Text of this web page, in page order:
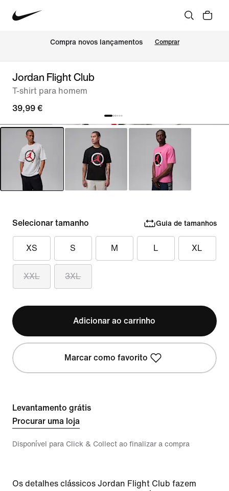
Compra novos lançamentos Comprar
Jordan Flight Club
T-shirt para homem
39,99 €
Selecionar tamanho Guia de tamanhos
XS S M L XL
XXL 3XL
Adicionar ao carrinho
Marcar como favorito
Levantamento grátis
Procurar uma loja
Disponível para Click & Collect ao finalizar a compra
Os detalhes clássicos Jordan Flight Club fazem